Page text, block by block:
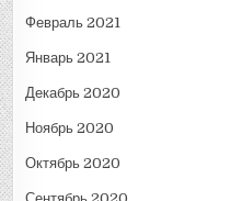
Февраль 2021
Январь 2021
Декабрь 2020
Ноябрь 2020
Октябрь 2020